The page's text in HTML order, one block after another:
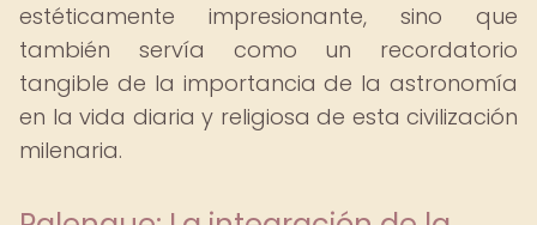
estéticamente impresionante, sino que
también servía como un recordatorio
tangible de la importancia de la astronomía
en la vida diaria y religiosa de esta civilización
milenaria.